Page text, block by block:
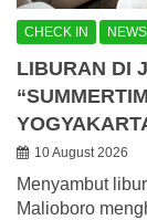
CHECK IN NEWS
LIBURAN DI
10 August 2026
Menyambut
Malioboro